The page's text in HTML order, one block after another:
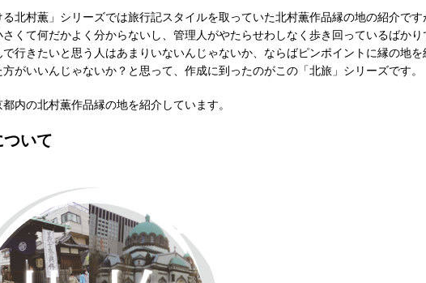
る北村薫」シリーズでは旅行記スタイルを取っていた北村薫作品縁の地の紹介で
くて何だかよく分からないし、管理人がやたらせわしなく歩き回っているばか
行きたいと思う人はあまりいないんじゃないか、ならばピンポイントに縁の地を
がいいんじゃないか？と思って、作成に到ったのがこの「北旅」シリーズです。
内の北村薫作品縁の地を紹介しています。
ついて